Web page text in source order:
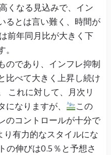
くなる見込みで、イン
るとは言い難く、時間が
前年同月比が大きく下
のであり、インフレ抑制
比べて大きく上昇し続け
これに対して、月次リ
なりますが、
この
のコントロールが十分で
り有力的なスタイルにな
の伸びは0.5％と予想さ